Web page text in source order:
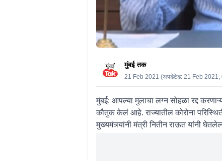
मुंबई तक
21 Feb 2021 (अपडेटेड: 21 Feb 2021,
मुंबई: आपल्या मुलाचा लग्न सोहळा रद्द
कौतुक केलं आहे. राज्यातील कोरोना
मुख्यमंत्र्यांनी मंत्री नितीन राऊत यांनी